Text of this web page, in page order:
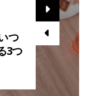
つ
3つ